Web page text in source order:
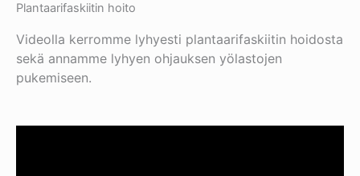
Plantaarifaskiitin hoito
Videolla kerromme lyhyesti plantaarifaskiitin hoidosta
sekä annamme lyhyen ohjauksen yölastojen
pukemiseen.